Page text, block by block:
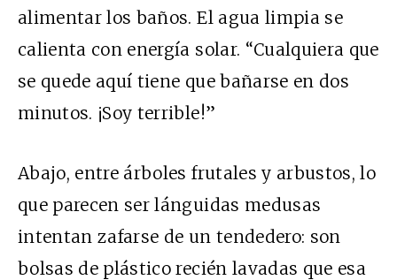
alimentar los baños. El agua limpia se
calienta con energía solar. “Cualquiera que
se quede aquí tiene que bañarse en dos
minutos. ¡Soy terrible!”
Abajo, entre árboles frutales y arbustos, lo
que parecen ser lánguidas medusas
intentan zafarse de un tendedero: son
bolsas de plástico recién lavadas que esa